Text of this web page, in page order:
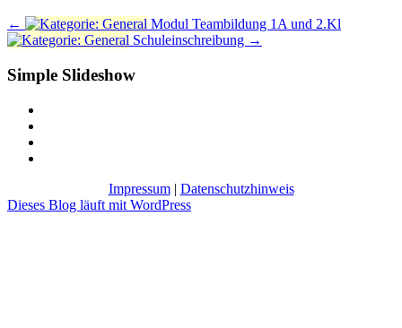
←
Modul Teambildung 1A und 2.Kl
Schuleinschreibung →
Simple Slideshow
Impressum| Datenschutzhinweis
Dieses Blog läuft mit WordPress